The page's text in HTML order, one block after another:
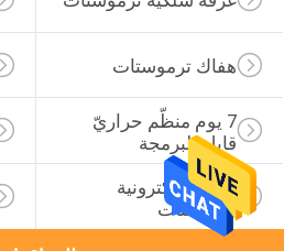
هفاك ترموستات
7 يوم منظّم حراريّ
قابل للبرمجة
غرفة الالكترونية
ترموستات